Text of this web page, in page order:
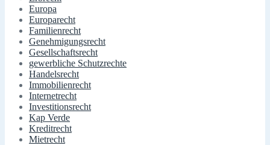
Europa
Europarecht
Familienrecht
Genehmigungsrecht
Gesellschaftsrecht
gewerbliche Schutzrechte
Handelsrecht
Immobilienrecht
Internetrecht
Investitionsrecht
Kap Verde
Kreditrecht
Mietrecht